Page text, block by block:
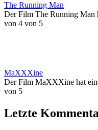
The Running Man
Der Film The Running Man
von 4 von 5
MaXXXine
Der Film MaXXXine hat
von 5
Letzte